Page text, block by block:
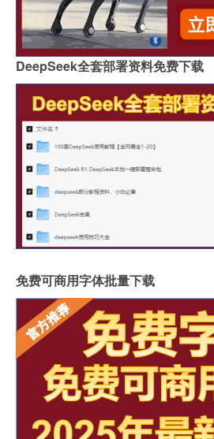
DeepSeek全套部署资料免费下载
免费可商用字体批量下载